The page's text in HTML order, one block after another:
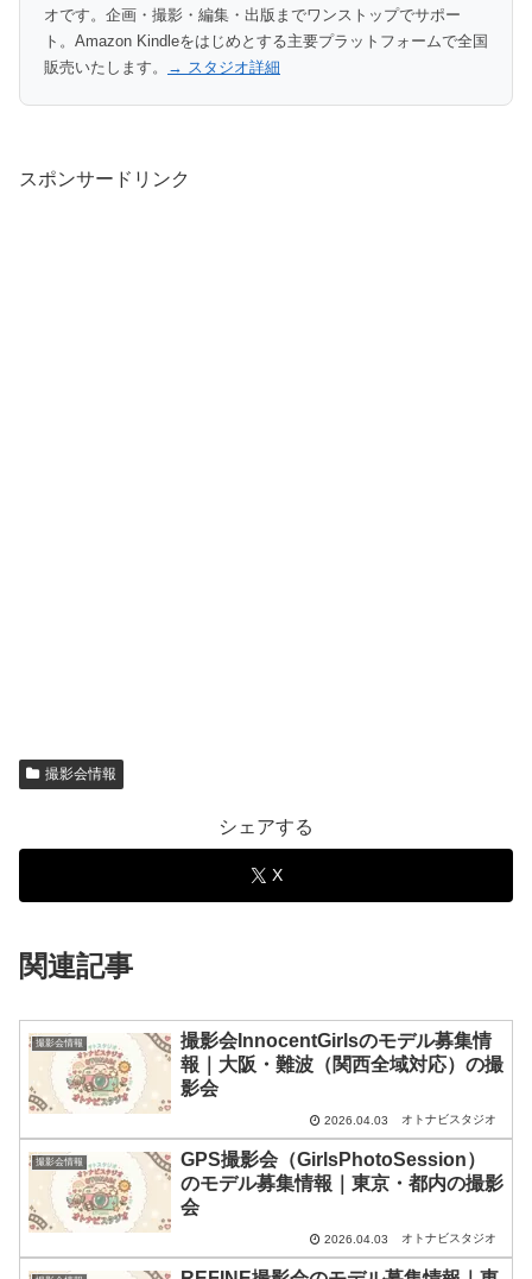
オです。企画・撮影・編集・出版までワンストップでサポー
ト。Amazon Kindleをはじめとする主要プラットフォームで全国
販売いたします。
→ スタジオ詳細
スポンサードリンク
撮影会情報
シェアする
X
関連記事
撮影会情報
撮影会InnocentGirlsのモデル募集情
報｜大阪・難波（関西全域対応）の撮
影会
2026.04.03 オトナビスタジオ
撮影会情報
GPS撮影会（GirlsPhotoSession）
のモデル募集情報｜東京・都内の撮影
会
2026.04.03 オトナビスタジオ